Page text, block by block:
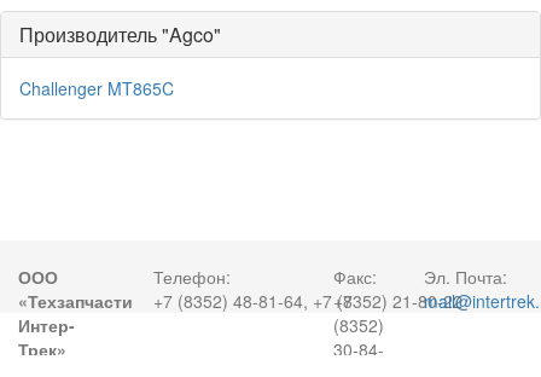
Производитель "Agco"
Challenger MT865C
ООО
«Техзапчасти
Интер-
Трек»
Телефон:
+7 (8352) 48-81-64, +7 (8352) 21-80-22
Факс:
+7
(8352)
30-84-
Эл. Почта: